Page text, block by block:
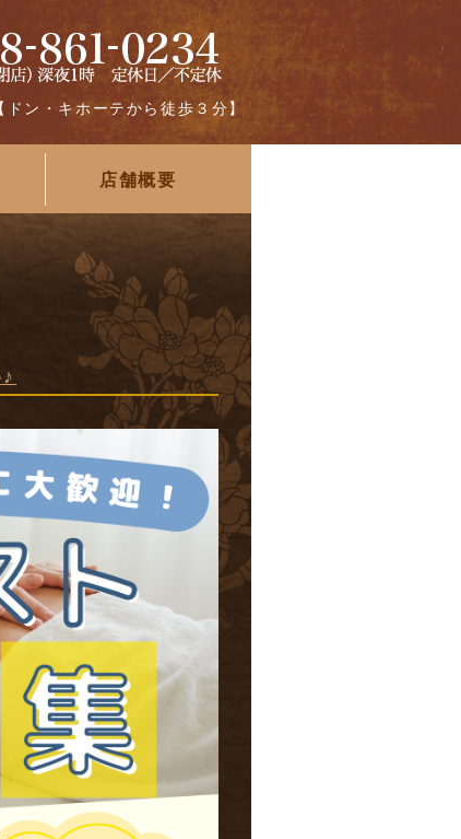
ン・キホーテから徒歩３分】
店舗概要